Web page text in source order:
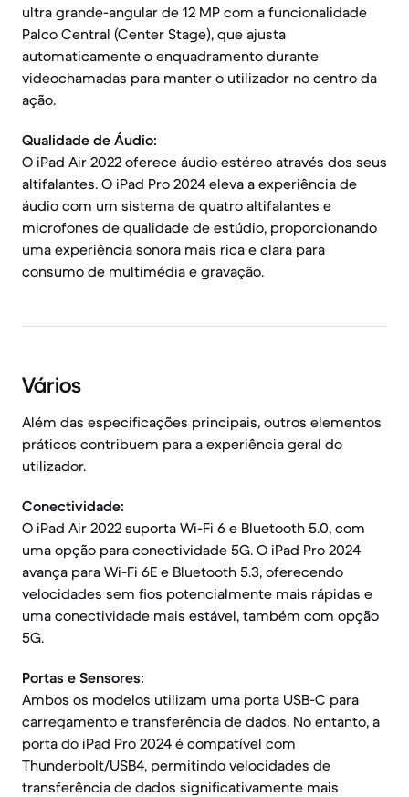
ultra grande-angular de 12 MP com a funcionalidade
Palco Central (Center Stage), que ajusta
automaticamente o enquadramento durante
videochamadas para manter o utilizador no centro da
ação.
Qualidade de Áudio:
O iPad Air 2022 oferece áudio estéreo através dos seus
altifalantes. O iPad Pro 2024 eleva a experiência de
áudio com um sistema de quatro altifalantes e
microfones de qualidade de estúdio, proporcionando
uma experiência sonora mais rica e clara para
consumo de multimédia e gravação.
Vários
Além das especificações principais, outros elementos
práticos contribuem para a experiência geral do
utilizador.
Conectividade:
O iPad Air 2022 suporta Wi-Fi 6 e Bluetooth 5.0, com
uma opção para conectividade 5G. O iPad Pro 2024
avança para Wi-Fi 6E e Bluetooth 5.3, oferecendo
velocidades sem fios potencialmente mais rápidas e
uma conectividade mais estável, também com opção
5G.
Portas e Sensores:
Ambos os modelos utilizam uma porta USB-C para
carregamento e transferência de dados. No entanto, a
porta do iPad Pro 2024 é compatível com
Thunderbolt/USB4, permitindo velocidades de
transferência de dados significativamente mais